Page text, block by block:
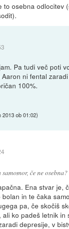
to osebna odlocitev
Pa tudi več poti
ni fental
100%.
2013 ob 01:02)
če ne osebna?
Ena stvar je,
in te čaka
pa, če skočiš
ko padeš letnik in
depresije, v